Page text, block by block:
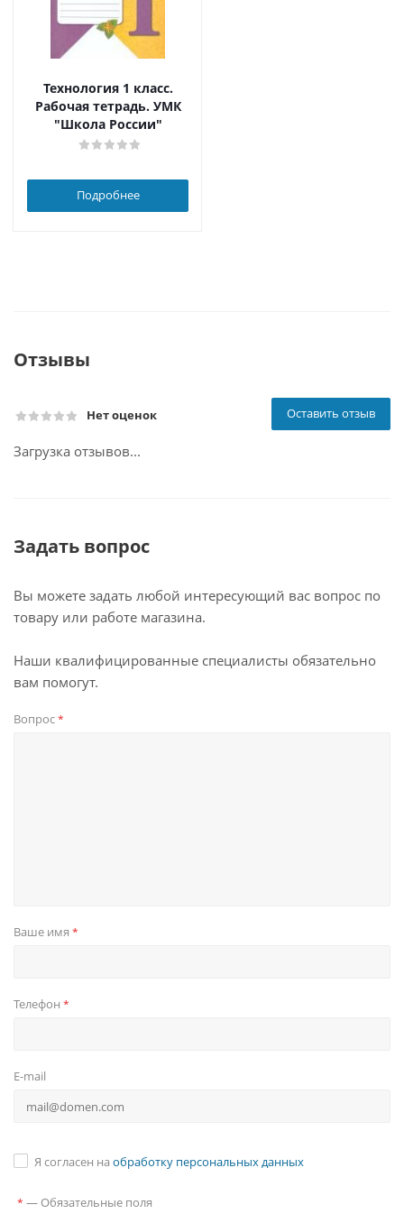
Технология 1 класс.
Рабочая тетрадь. УМК
"Школа России"
Подробнее
Отзывы
Нет оценок Оставить отзыв
Загрузка отзывов...
Задать вопрос
Вы можете задать любой интересующий вас вопрос по
товару или работе магазина.
Наши квалифицированные специалисты обязательно
вам помогут.
Вопрос*
Ваше имя *
Телефон *
E-mail
Я согласен на обработку персональных данных
* — Обязательные поля